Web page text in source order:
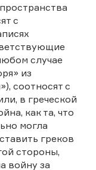
с
случае
из
соотносят с
в греческой
как та, что
могла
греков
стороны,
войну за